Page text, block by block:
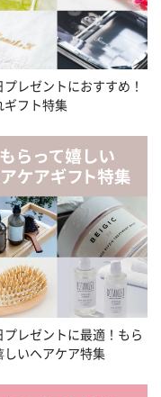
レゼントにおすすめ！
ギフト特集
プレゼントに最適！もら
しいヘアケア特集